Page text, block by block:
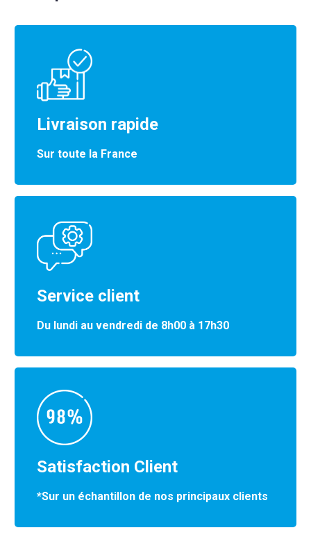
Livraison rapide
Sur toute la France
Service client
Du lundi au vendredi de 8h00 à 17h30
Satisfaction Client
*Sur un échantillon de nos principaux clients